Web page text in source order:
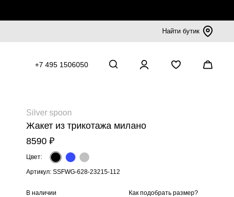
Найти бутик
+7 495 1506050
Silver spoon
Жакет из трикотажа милано
8590 ₽
Цвет:
Артикул: SSFWG-628-23215-112
В наличии Как подобрать размер?